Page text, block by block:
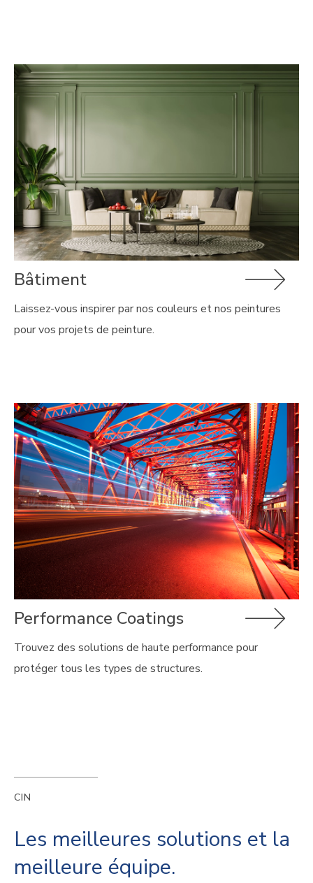
Bâtiment
Laissez-vous inspirer par nos couleurs et nos peintures
pour vos projets de peinture.
Performance Coatings
Trouvez des solutions de haute performance pour
protéger tous les types de structures.
CIN
Les meilleures solutions et la
meilleure équipe.